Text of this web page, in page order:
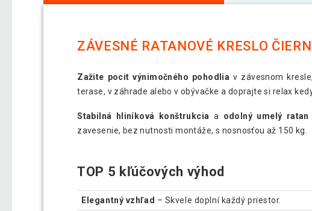
ZÁVESNÉ RATANOVÉ KRESLO
Zažite pocit výnimočného pohodlia v závesnom
terase, v záhrade alebo v obývačke a doprajte si relax
Stabilná hliníková konštrukcia a odolný umelý ratan
zavesenie, bez nutnosti montáže, s nosnosťou až 150 kg.
TOP 5 kľúčových výhod
Elegantný vzhľad – Skvele doplní každý priestor.